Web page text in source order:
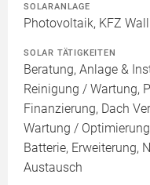
SOLARANLAGE
Photovoltaik, KFZ
SOLAR TÄTIGKEITEN
Beratung, Anlage &
Reinigung / Wartung,
Finanzierung, Dach
Wartung /
Batterie, Erweiterung,
Austausch